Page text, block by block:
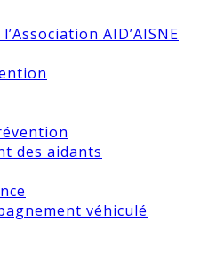
AID’AISNE
des aidants
véhiculé